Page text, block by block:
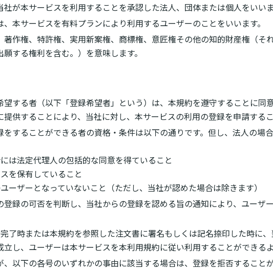
社が本サービスを利用することを承認した法人、団体または個人をいいま
、本サービスを有料プランにより利用するユーザーのことをいいます。
著作権、特許権、実用新案権、商標権、意匠権その他の知的財産権（そ
する権利を含む。）を意味します。
望する者（以下「登録希望者」という）は、本規約を遵守することに同
供することにより、当社に対し、本サービスの利用の登録を申請するこ
することができる者の資格・条件は以下の通りです。但し、法人の場
は法定代理人の包括的な同意を得ていること
を保有していること
ーザーとなっていないこと（ただし、当社が認めた場合は除きます）
登録の可否を判断し、当社からの登録を認める旨の通知により、ユーザ
了時または本規約を参照した注文書に署名もしくは記名捺印した時に
し、ユーザーは本サービスを本利用規約に従い利用することができるよ
以下の各号のいずれかの事由に該当する場合は、登録を拒否することが